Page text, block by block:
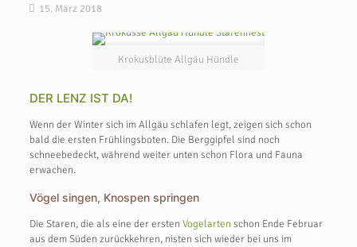
15. März 2018
Krokusblüte Allgäu Hündle
DER LENZ IST DA!
Wenn der Winter sich im Allgäu schlafen legt, zeigen sich schon
bald die ersten Frühlingsboten. Die Berggipfel sind noch
schneebedeckt, während weiter unten schon Flora und Fauna
erwachen.
Vögel singen, Knospen springen
Die Staren, die als eine der ersten Vogelarten schon Ende Februar
aus dem Süden zurückkehren, nisten sich wieder bei uns im